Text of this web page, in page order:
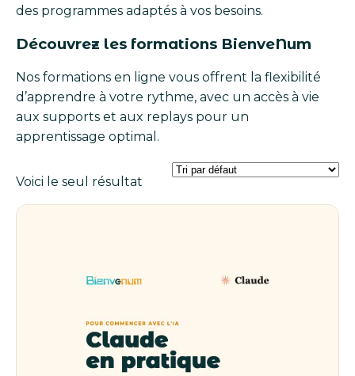
des programmes adaptés à vos besoins.
Découvrez les formations BienveNum
Nos formations en ligne vous offrent la flexibilité
d’apprendre à votre rythme, avec un accès à vie
aux supports et aux replays pour un
apprentissage optimal.
Voici le seul résultat